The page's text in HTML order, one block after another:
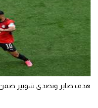
هدف صابر وتصدى شوبير ضمن